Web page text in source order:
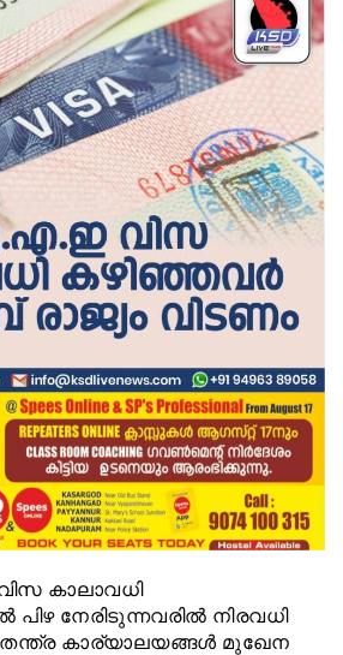
കാലാവധി
നേരിടുന്നവരിൽ നിരവധി
കാര്യാലയങ്ങൾ മുഖേന